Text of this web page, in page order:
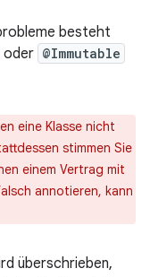
besteht
oder @Immutable
eine Klasse nicht
stimmen Sie
einem Vertrag mit
annotieren, kann
überschrieben,